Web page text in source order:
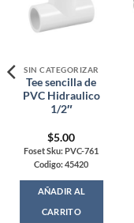
SIN CATEGORIZAR
Tee sencilla de
PVC Hidraulico
1/2″
$5.00
Foset Sku: PVC-761
Codigo: 45420
AÑADIR AL
CARRITO